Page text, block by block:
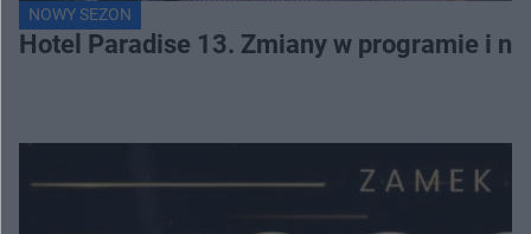
NOWY SEZON
Hotel Paradise 13. Zmiany w programie i